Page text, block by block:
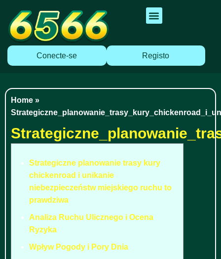
Conecte-se Registo
Home »
Strategiczne planowanie trasy kury
chickenroad i unikanie
niebezpieczeństw miejskiego ruchu to
prawdziwa
Analiza Ruchu Ulicznego i Ocena
Ryzyka
Wpływ Pogody i Pory Dnia